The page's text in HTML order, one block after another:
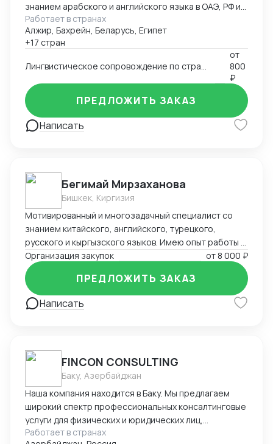
знанием арабского и английского языка в ОАЭ, РФ и
странах Ближнего Востока. 3) Услуги поиска бизнес-
партнеров на Ближнем Востоке 4) Услуги устного и
письменного перевода арабский-английский-
бизнес-миссий и переговоров по странам Ближнего
Востока и Северной Африки.
Работает в странах
Алжир, Бахрейн, Беларусь, Египет
+17 стран
Лингвистическое сопровождение по странам Ближнего Востока и Северной Африки
от
800
₽
Написать
ПРЕДЛОЖИТЬ ЗАКАЗ
Бегимай Мирзаханова
Бишкек, Киргизия
Мотивированный и многозадачный специалист со
знанием китайского, английского, турецкого,
русского и кыргызского языков. Имею опыт работы в
сфере международных продаж, закупок и логистики.
Быстро адаптируюсь в мультикультурной среде и
выстраиваю долгосрочные партнёрские отношения.
Надёжна, ответственна и стремлюсь к
профессиональному росту.
Организация закупок от 8 000 ₽
Написать
ПРЕДЛОЖИТЬ ЗАКАЗ
FINCON CONSULTING
Баку, Азербайджан
Наша компания находится в Баку. Мы предлагаем
широкий спектр профессиональных консалтинговые
услуги для физических и юридических лиц,
предпринимателей и бизнесменов на территории
Работает в странах